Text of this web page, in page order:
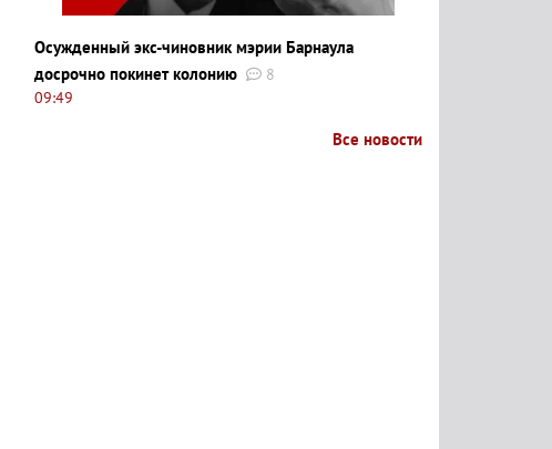
Осужденный экс-чиновник мэрии Барнаула
досрочно покинет колонию
8
09:49
Все новости